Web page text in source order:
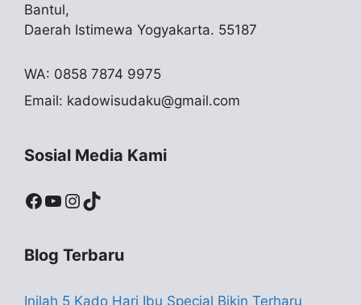
Bantul,
Daerah Istimewa Yogyakarta. 55187
WA: 0858 7874 9975
Email: kadowisudaku@gmail.com
Sosial Media Kami
Facebook
YouTube
Instagram
TikTok
Blog Terbaru
Inilah 5 Kado Hari Ibu Special Bikin Terharu